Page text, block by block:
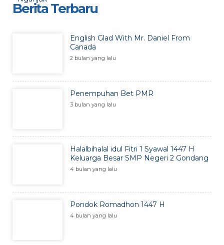
Berita Terbaru
English Glad With Mr. Daniel From
Canada
2 bulan yang lalu
Penempuhan Bet PMR
3 bulan yang lalu
Halalbihalal idul Fitri 1 Syawal 1447 H
Keluarga Besar SMP Negeri 2 Gondang
4 bulan yang lalu
Pondok Romadhon 1447 H
4 bulan yang lalu